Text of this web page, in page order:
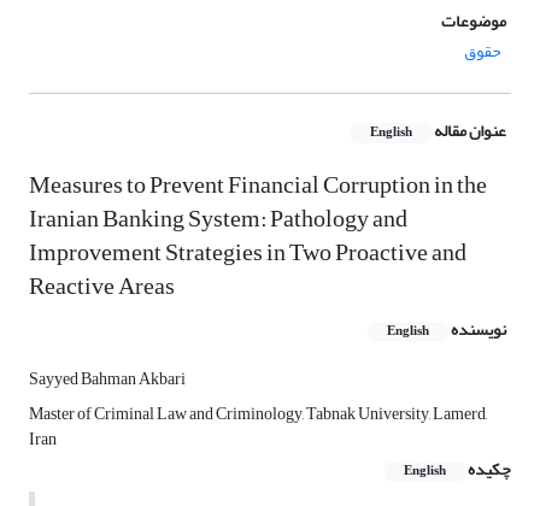
موضوعات
حقوق
عنوان مقاله English
Measures to Prevent Financial Corruption in the
Iranian Banking System: Pathology and
Improvement Strategies in Two Proactive and
Reactive Areas
نویسنده English
Sayyed Bahman Akbari
Master of Criminal Law and Criminology, Tabnak University, Lamerd,
Iran
چکیده
English